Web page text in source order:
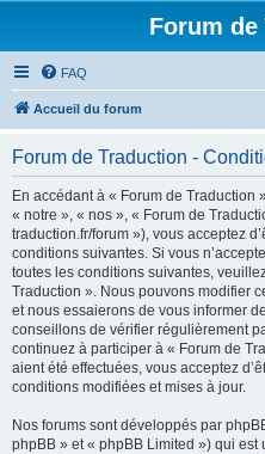
Forum
FAQ
Accueil du forum
Forum de Traduction -
En accédant à « Forum de Traduction
« notre », « nos », « Forum de
traduction.fr/forum »), vous acceptez
conditions suivantes. Si vous
toutes les conditions suivantes,
Traduction ». Nous pouvons modifier
et nous essaierons de vous informer
conseillons de vérifier régulièrement
continuez à participer à « Forum de
aient été effectuées, vous acceptez
conditions modifiées et mises à jour.
Nos forums sont développés par
phpBB » et « phpBB Limited ») qui